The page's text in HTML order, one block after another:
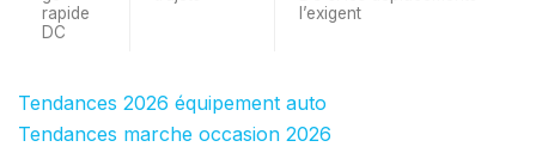
rapide
DC
l’exigent
Tendances 2026 équipement auto
Tendances marche occasion 2026